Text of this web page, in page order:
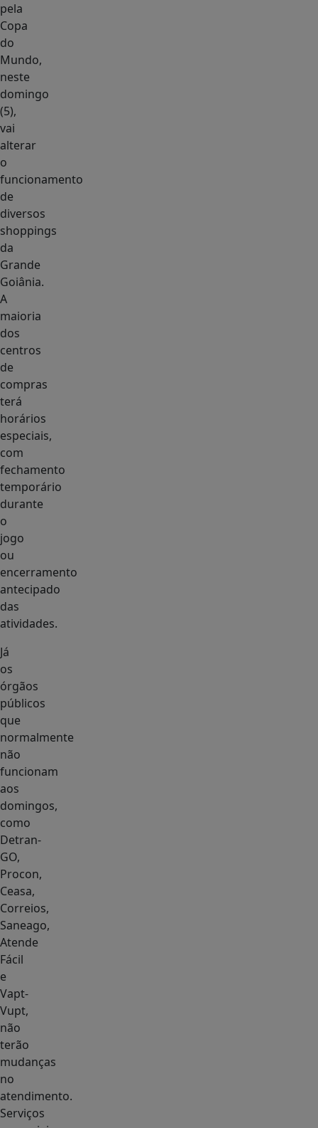
pela
Copa
do
Mundo,
neste
domingo
(5),
vai
alterar
o
funcionamento
de
diversos
shoppings
da
Grande
Goiânia.
A
maioria
dos
centros
de
compras
terá
horários
especiais,
com
fechamento
temporário
durante
o
jogo
ou
encerramento
antecipado
das
atividades.
Já
os
órgãos
públicos
que
normalmente
não
funcionam
aos
domingos,
como
Detran-
GO,
Procon,
Ceasa,
Correios,
Saneago,
Atende
Fácil
e
Vapt-
Vupt,
não
terão
mudanças
no
atendimento.
Serviços